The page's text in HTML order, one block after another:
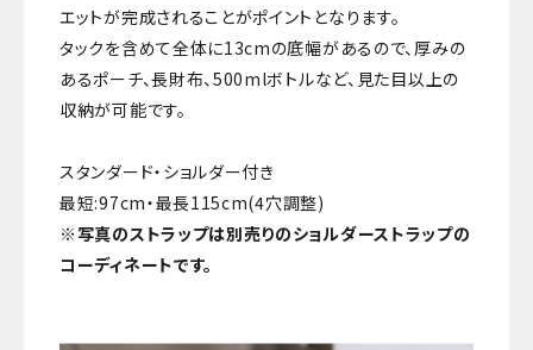
エットが完成されることがポイントとなります。
タックを含めて全体に13cmの底幅があるので、厚みの
あるポーチ、長財布、500mlボトルなど、見た目以上の
収納が可能です。
スタンダード・ショルダー付き
最短:97cm・最長115cm(4穴調整)
※写真のストラップは別売りのショルダーストラップの
コーディネートです。